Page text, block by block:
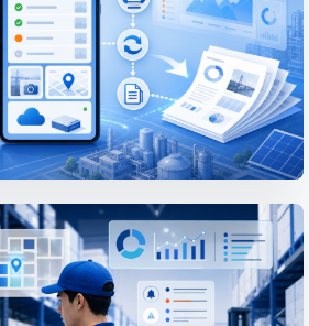
Home...
dụng di động giúp
quả công tác khảo sát
hiện trường...